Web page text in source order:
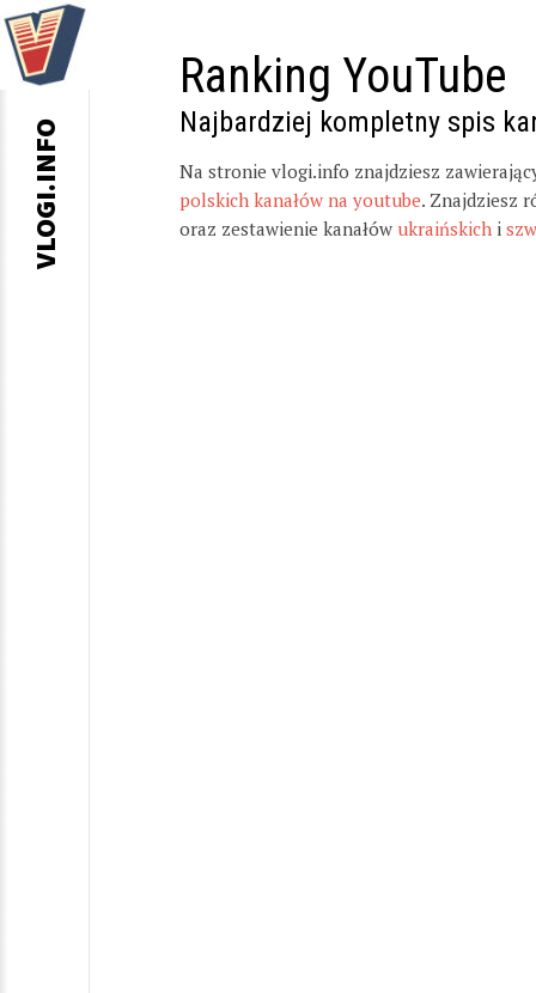
Ranking YouTube
Najbardziej kompletny spis
Na stronie vlogi.info znajdziesz
polskich kanałów na youtube. Znajdziesz
oraz zestawienie kanałów ukraińskich i
VLOGI.INFO